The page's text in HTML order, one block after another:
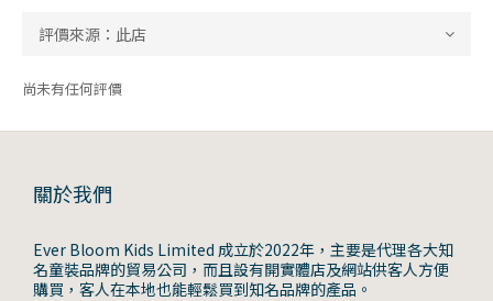
尚未有任何評價
關於我們
Ever Bloom Kids Limited 成立於2022年，主要是代理各大知
名童裝品牌的貿易公司，而且設有開實體店及網站供客人方便
購買，客人在本地也能輕鬆買到知名品牌的產品。